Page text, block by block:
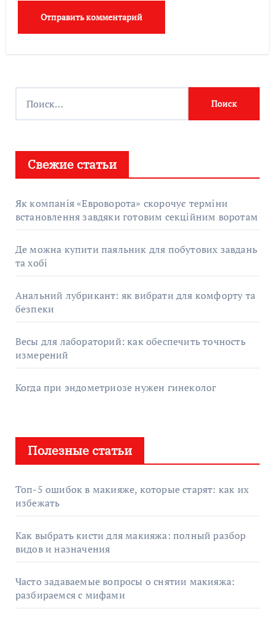
Свежие статьи
Як компанія «Евроворота» скорочує терміни
встановлення завдяки готовим секційним воротам
Де можна купити паяльник для побутових завдань
та хобі
Анальний лубрикант: як вибрати для комфорту та
безпеки
Весы для лабораторий: как обеспечить точность
измерений
Когда при эндометриозе нужен гинеколог
Полезные статьи
Топ-5 ошибок в макияже, которые старят: как их
избежать
Как выбрать кисти для макияжа: полный разбор
видов и назначения
Часто задаваемые вопросы о снятии макияжа:
разбираемся с мифами